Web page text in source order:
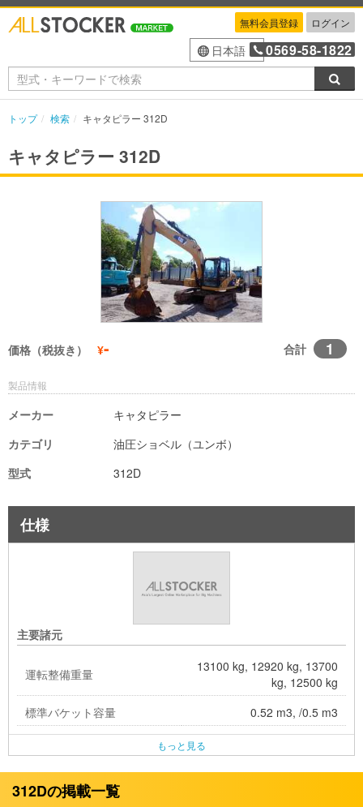
無料会員登録 ログイン
日本語 0569-58-1822
トップ 検索 キャタピラー 312D
キャタピラー 312D
価格（税抜き） ¥- 合計 1
製品情報
メーカー
キャタピラー
カテゴリ
油圧ショベル（ユンボ）
型式
312D
仕様
主要諸元
運転整備重量
13100 kg, 12920 kg, 13700
kg, 12500 kg
標準バケット容量
0.52 m3, /0.5 m3
もっと見る
312Dの掲載一覧